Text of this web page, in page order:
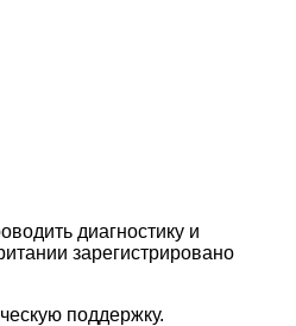
диагностику и
зарегистрировано
поддержку.